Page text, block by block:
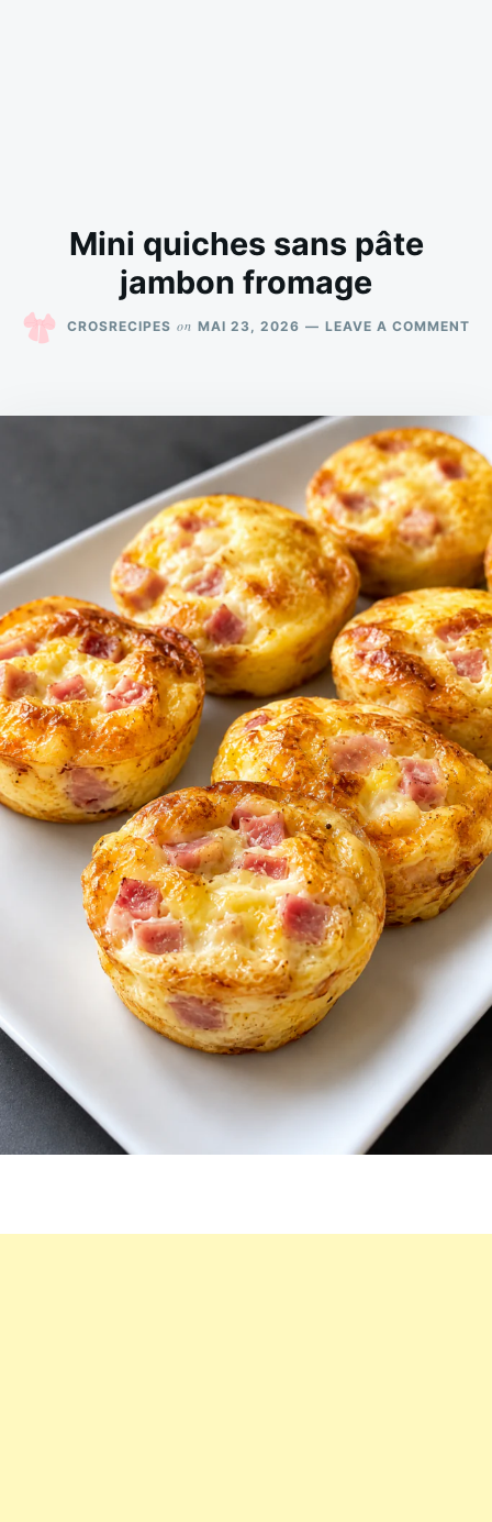
Mini quiches sans pâte
jambon fromage
CROSRECIPES on MAI 23, 2026 LEAVE A COMMENT